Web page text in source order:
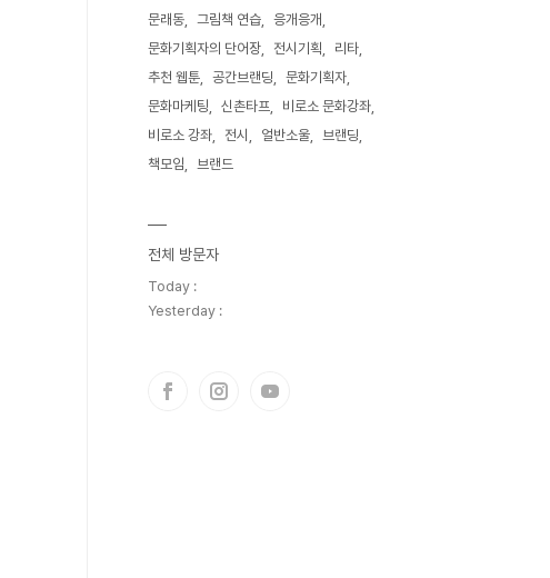
문래동
그림책 연습
응개응개
문화기획자의 단어장
전시기획
리타
추천 웹툰
공간브랜딩
문화기획자
문화마케팅
신촌타프
비로소 문화강좌
비로소 강좌
전시 얼반소울
브랜딩
책모임
브랜드
전체 방문자
Today :
Yesterday :